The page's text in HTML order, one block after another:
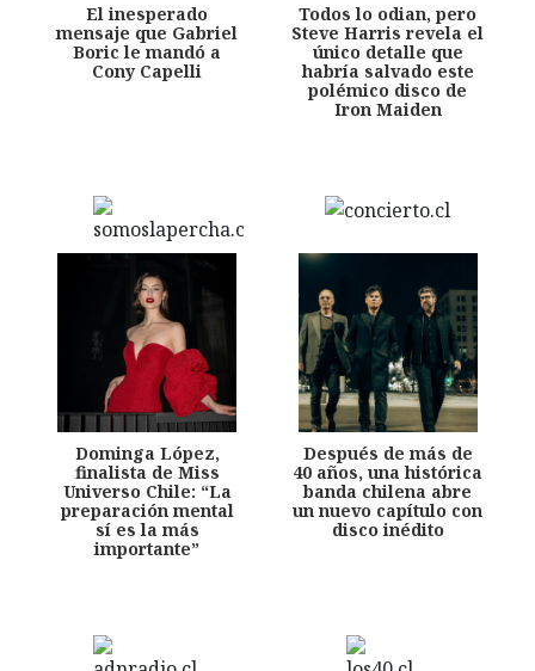
El inesperado
mensaje que Gabriel
Boric le mandó a
Cony Capelli
Todos lo odian, pero
Steve Harris revela el
único detalle que
habría salvado este
polémico disco de
Iron Maiden
Dominga López,
finalista de Miss
Universo Chile: “La
preparación mental
sí es la más
importante”
Después de más de
40 años, una histórica
banda chilena abre
un nuevo capítulo con
disco inédito